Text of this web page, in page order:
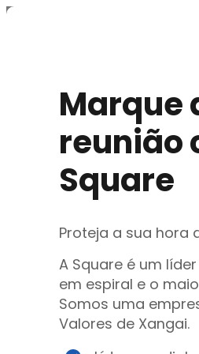
Marque
reunião
Square
Proteja a sua hora
A Square é um
em espiral e o
Somos uma
Valores de Xangai.